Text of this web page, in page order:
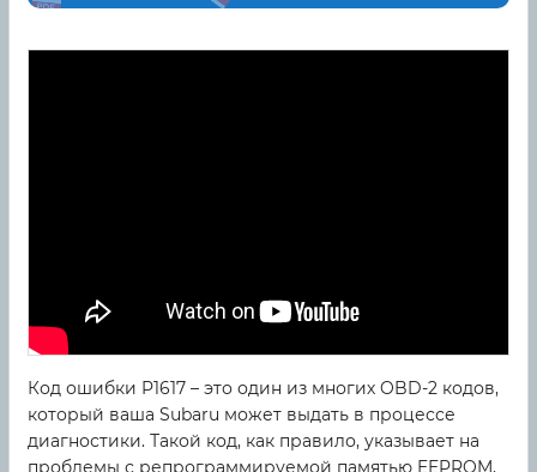
Код ошибки P1617 – это один из многих OBD-2 кодов,
который ваша Subaru может выдать в процессе
диагностики. Такой код, как правило, указывает на
проблемы с репрограммируемой памятью EEPROM,